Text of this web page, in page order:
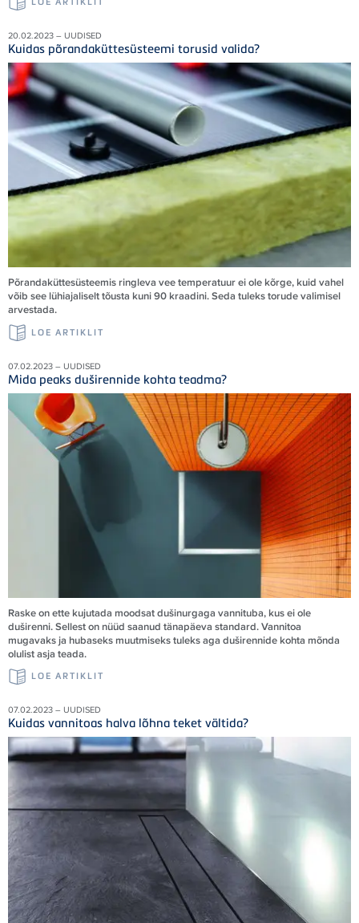
20.02.2023 – UUDISED
Kuidas põrandaküttesüsteemi torusid valida?
Põrandaküttesüsteemis ringleva vee temperatuur ei ole kõrge, kuid vahel
võib see lühiajaliselt tõusta kuni 90 kraadini. Seda tuleks torude valimisel
arvestada.
LOE ARTIKLIT
07.02.2023 – UUDISED
Mida peaks duširennide kohta teadma?
Raske on ette kujutada moodsat dušinurgaga vannituba, kus ei ole
duširenni. Sellest on nüüd saanud tänapäeva standard. Vannitoa
mugavaks ja hubaseks muutmiseks tuleks aga duširennide kohta mõnda
olulist asja teada.
LOE ARTIKLIT
07.02.2023 – UUDISED
Kuidas vannitoas halva lõhna teket vältida?